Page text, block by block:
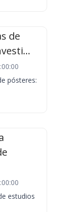
de
pósteres:
estudios